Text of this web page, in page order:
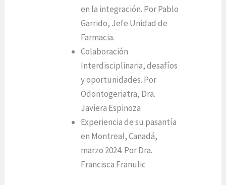
en la integración. Por Pablo
Garrido, Jefe Unidad de
Farmacia.
Colaboración
Interdisciplinaria, desafíos
y oportunidades. Por
Odontogeriatra, Dra.
Javiera Espinoza
Experiencia de su pasantía
en Montreal, Canadá,
marzo 2024. Por Dra.
Francisca Franulic